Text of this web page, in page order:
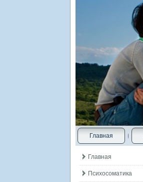
Главная
Главная
Психосоматика